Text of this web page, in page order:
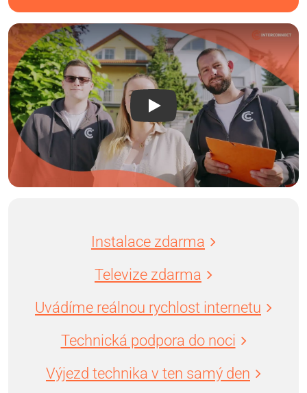
Instalace zdarma
Televize zdarma
Uvádíme reálnou rychlost internetu
Technická podpora do noci
Výjezd technika v ten samý den